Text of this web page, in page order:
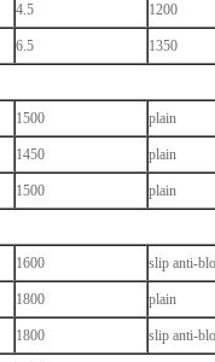
4.5 1200
6.5 1350
1500 plain
1450 plain
1500 plain
1600 slip anti-
1800 plain
1800 slip anti-